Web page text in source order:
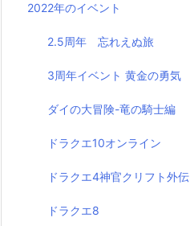
2022年のイベント
2.5周年 忘れえぬ旅
3周年イベント 黄金の勇気
ダイの大冒険-竜の騎士編
ドラクエ10オンライン
ドラクエ4神官クリフト外伝
ドラクエ8